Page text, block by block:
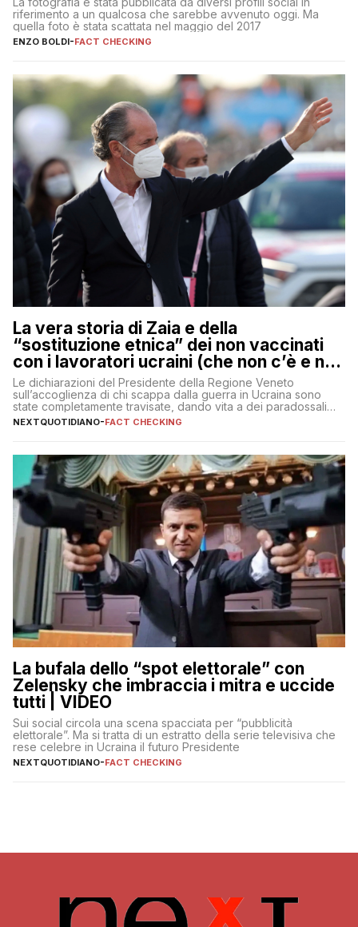
riferimento a un qualcosa che sarebbe avvenuto oggi. Ma
quella foto è stata scattata nel maggio del 2017
ENZO BOLDI-FACT CHECKING
La vera storia di Zaia e della
“sostituzione etnica” dei non vaccinati
con i lavoratori ucraini (che non c’è e non
ci sarà)
Le dichiarazioni del Presidente della Regione Veneto
sull’accoglienza di chi scappa dalla guerra in Ucraina sono
state completamente travisate, dando vita a dei paradossali
falsi che girano sui social
NEXTQUOTIDIANO-FACT CHECKING
La bufala dello “spot elettorale” con
Zelensky che imbraccia i mitra e uccide
tutti | VIDEO
Sui social circola una scena spacciata per “pubblicità
elettorale”. Ma si tratta di un estratto della serie televisiva che
rese celebre in Ucraina il futuro Presidente
NEXTQUOTIDIANO-FACT CHECKING